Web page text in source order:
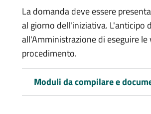
La domanda deve essere
al giorno dell'iniziativa. L'anticipo
all'Amministrazione di eseguire
procedimento.
Moduli da compilare e